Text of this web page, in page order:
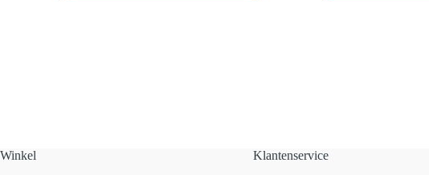
Winkel Klantenservice